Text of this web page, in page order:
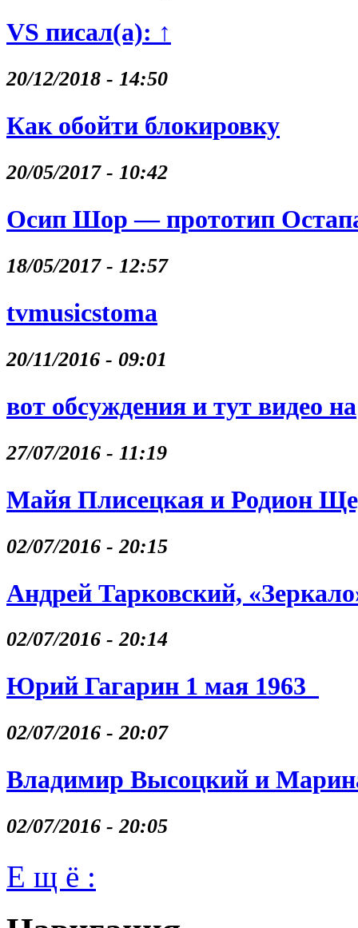
VS писал(а): ↑
20/12/2018 - 14:50
Как обойти блокировку
20/05/2017 - 10:42
Осип Шор — прототип
18/05/2017 - 12:57
tvmusicstoma
20/11/2016 - 09:01
вот обсуждения и тут видео на
27/07/2016 - 11:19
Майя Плисецкая и Родион
02/07/2016 - 20:15
Андрей Тарковский,
02/07/2016 - 20:14
Юрий Гагарин 1 мая 1963
02/07/2016 - 20:07
Владимир Высоцкий и
02/07/2016 - 20:05
Е щ ё :